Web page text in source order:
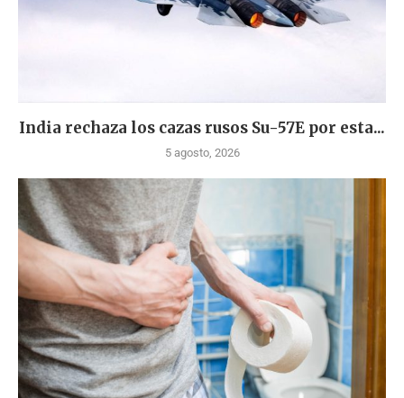
India rechaza los cazas rusos Su-57E por esta...
5 agosto, 2026